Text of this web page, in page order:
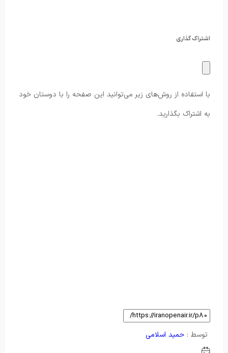
اشتراک گذاری
با استفاده از روش‌های زیر می‌توانید این صفحه را با دوستان خود
به اشتراک بگذارید.
توسط : حمید اسلامی